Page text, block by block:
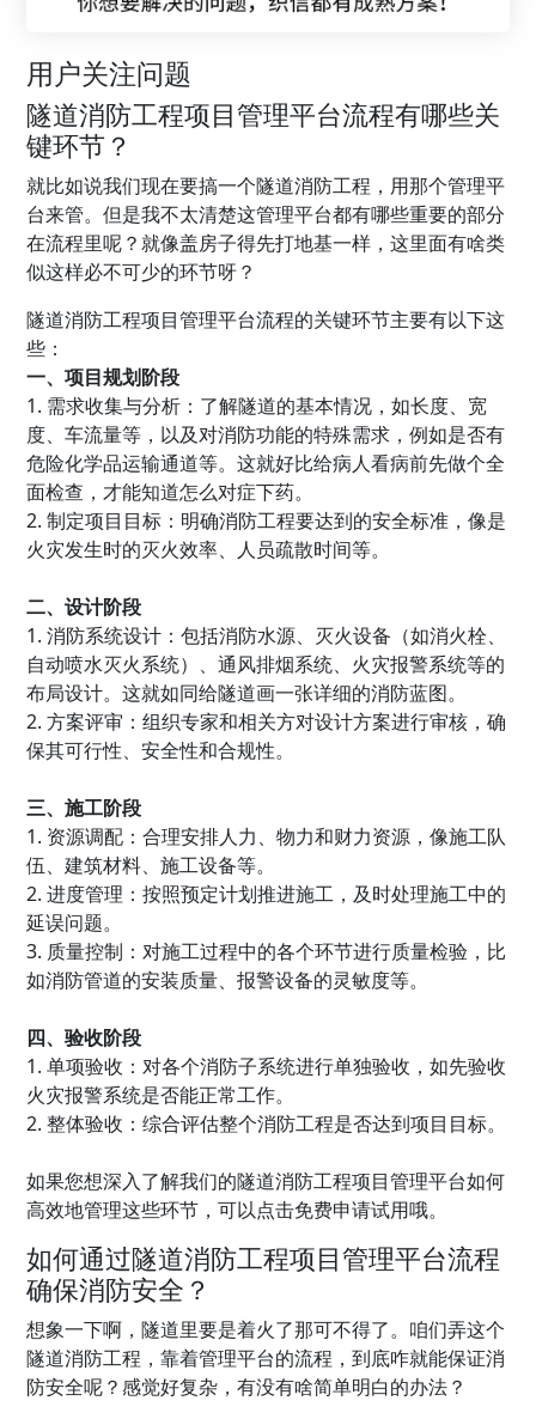
用户关注问题
隧道消防工程项目管理平台流程有哪些关
键环节？
就比如说我们现在要搞一个隧道消防工程，用那个管理平
台来管。但是我不太清楚这管理平台都有哪些重要的部分
在流程里呢？就像盖房子得先打地基一样，这里面有啥类
似这样必不可少的环节呀？
隧道消防工程项目管理平台流程的关键环节主要有以下这
些：
一、项目规划阶段
1. 需求收集与分析：了解隧道的基本情况，如长度、宽
度、车流量等，以及对消防功能的特殊需求，例如是否有
危险化学品运输通道等。这就好比给病人看病前先做个全
面检查，才能知道怎么对症下药。
2. 制定项目目标：明确消防工程要达到的安全标准，像是
火灾发生时的灭火效率、人员疏散时间等。
二、设计阶段
1. 消防系统设计：包括消防水源、灭火设备（如消火栓、
自动喷水灭火系统）、通风排烟系统、火灾报警系统等的
布局设计。这就如同给隧道画一张详细的消防蓝图。
2. 方案评审：组织专家和相关方对设计方案进行审核，确
保其可行性、安全性和合规性。
三、施工阶段
1. 资源调配：合理安排人力、物力和财力资源，像施工队
伍、建筑材料、施工设备等。
2. 进度管理：按照预定计划推进施工，及时处理施工中的
延误问题。
3. 质量控制：对施工过程中的各个环节进行质量检验，比
如消防管道的安装质量、报警设备的灵敏度等。
四、验收阶段
1. 单项验收：对各个消防子系统进行单独验收，如先验收
火灾报警系统是否能正常工作。
2. 整体验收：综合评估整个消防工程是否达到项目目标。
如果您想深入了解我们的隧道消防工程项目管理平台如何
高效地管理这些环节，可以点击免费申请试用哦。
如何通过隧道消防工程项目管理平台流程
确保消防安全？
想象一下啊，隧道里要是着火了那可不得了。咱们弄这个
隧道消防工程，靠着管理平台的流程，到底咋就能保证消
防安全呢？感觉好复杂，有没有啥简单明白的办法？